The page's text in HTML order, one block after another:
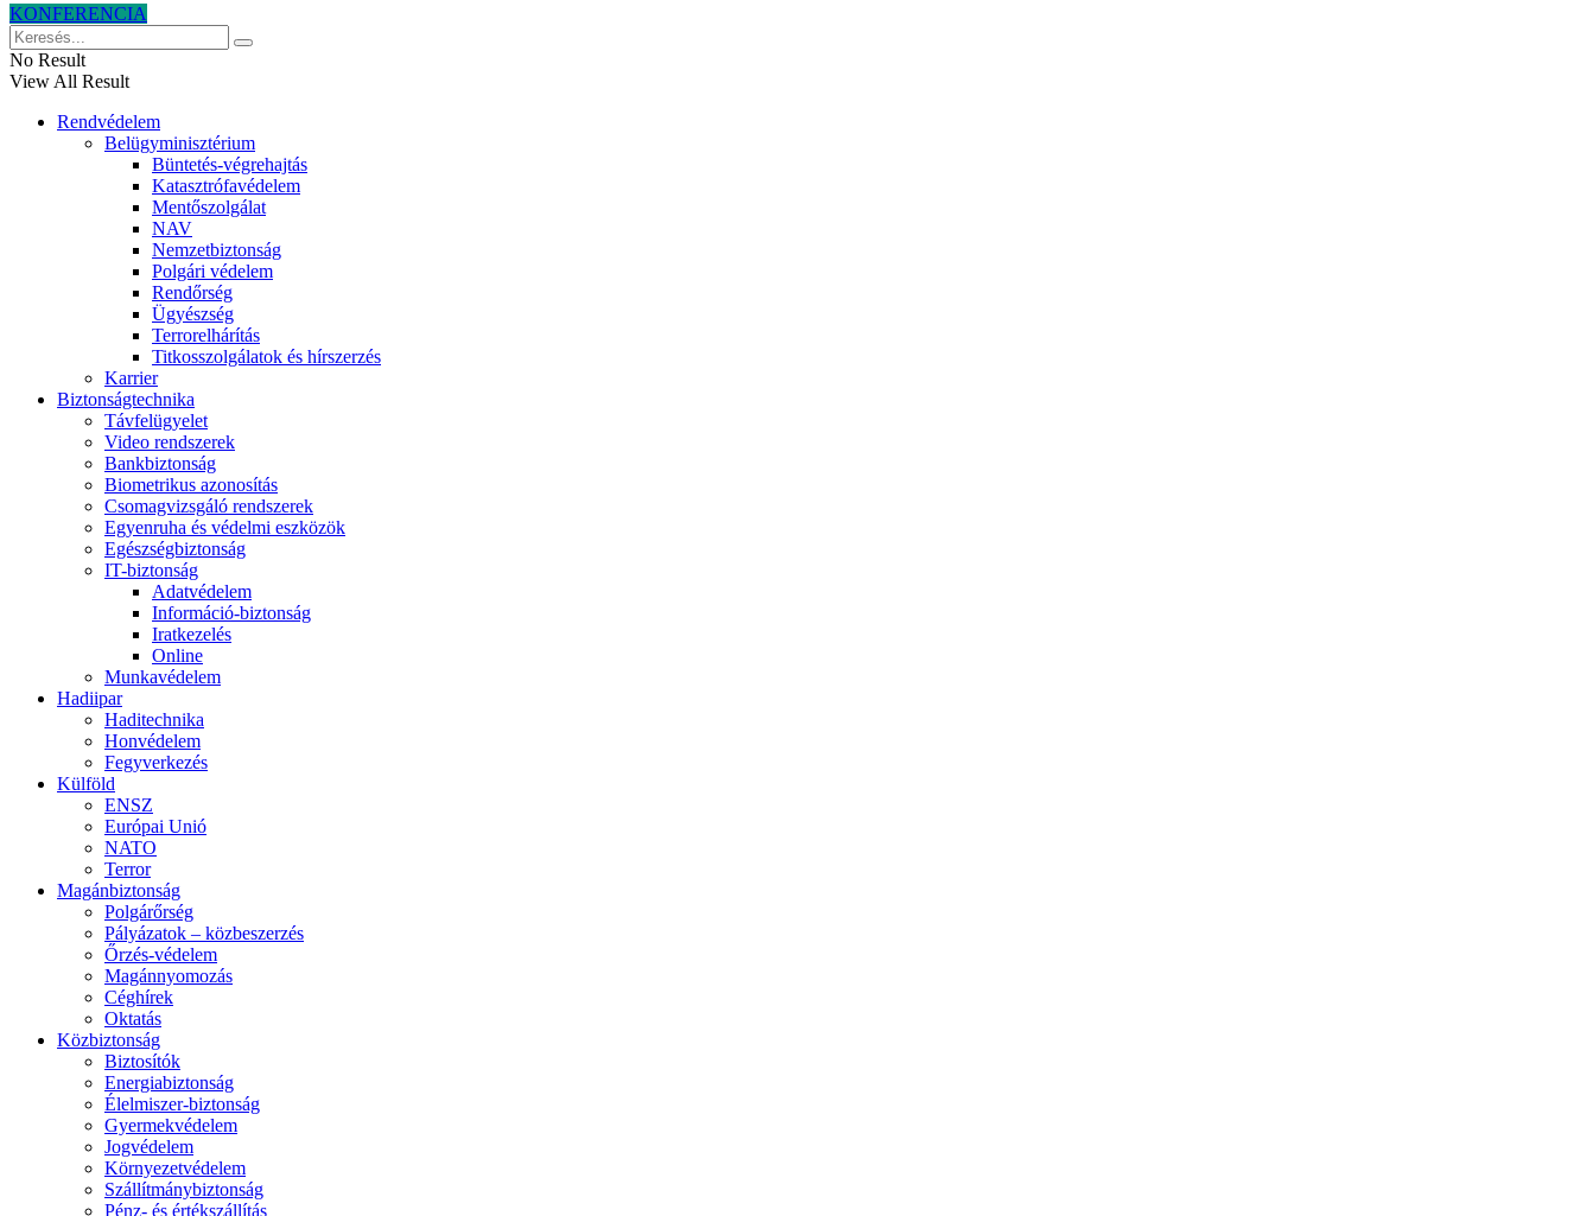
KONFERENCIA
No Result
View All Result
Rendvédelem
Belügyminisztérium
Büntetés-végrehajtás
Katasztrófavédelem
Mentőszolgálat
NAV
Nemzetbiztonság
Polgári védelem
Rendőrség
Ügyészség
Terrorelhárítás
Titkosszolgálatok és hírszerzés
Karrier
Biztonságtechnika
Távfelügyelet
Video rendszerek
Bankbiztonság
Biometrikus azonosítás
Csomagvizsgáló rendszerek
Egyenruha és védelmi eszközök
Egészségbiztonság
IT-biztonság
Adatvédelem
Információ-biztonság
Iratkezelés
Online
Munkavédelem
Hadiipar
Haditechnika
Honvédelem
Fegyverkezés
Külföld
ENSZ
Európai Unió
NATO
Terror
Magánbiztonság
Polgárőrség
Pályázatok – közbeszerzés
Őrzés-védelem
Magánnyomozás
Céghírek
Oktatás
Közbiztonság
Biztosítók
Energiabiztonság
Élelmiszer-biztonság
Gyermekvédelem
Jogvédelem
Környezetvédelem
Szállítmánybiztonság
Pénz- és értékszállítás